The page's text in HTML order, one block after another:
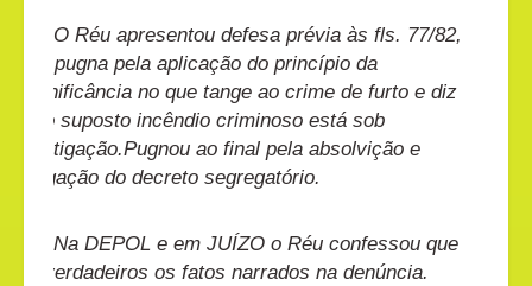
O Réu apresentou defesa prévia às fls. 77/82,
onde pugna pela aplicação do princípio da
insignificância no que tange ao crime de furto e diz
que o suposto incêndio criminoso está sob
investigação.Pugnou ao final pela absolvição e
revogação do decreto segregatório.
Na DEPOL e em JUÍZO o Réu confessou que
são verdadeiros os fatos narrados na denúncia.